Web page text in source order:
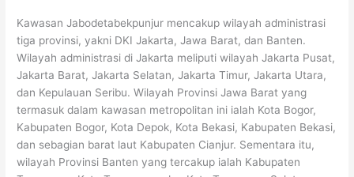
Kawasan Jabodetabekpunjur mencakup wilayah administrasi
tiga provinsi, yakni DKI Jakarta, Jawa Barat, dan Banten.
Wilayah administrasi di Jakarta meliputi wilayah Jakarta Pusat,
Jakarta Barat, Jakarta Selatan, Jakarta Timur, Jakarta Utara,
dan Kepulauan Seribu. Wilayah Provinsi Jawa Barat yang
termasuk dalam kawasan metropolitan ini ialah Kota Bogor,
Kabupaten Bogor, Kota Depok, Kota Bekasi, Kabupaten Bekasi,
dan sebagian barat laut Kabupaten Cianjur. Sementara itu,
wilayah Provinsi Banten yang tercakup ialah Kabupaten